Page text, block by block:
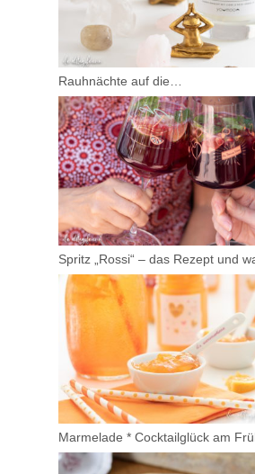
Rauhnächte auf die…
Spritz „Rossi“ – das Rezept und
Marmelade * Cocktailglück am